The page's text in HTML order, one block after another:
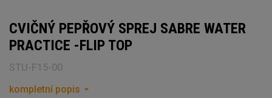
CVIČNÝ PEPŘOVÝ SPREJ SABRE WATER
PRACTICE -FLIP TOP
STU-F15-00
kompletní popis